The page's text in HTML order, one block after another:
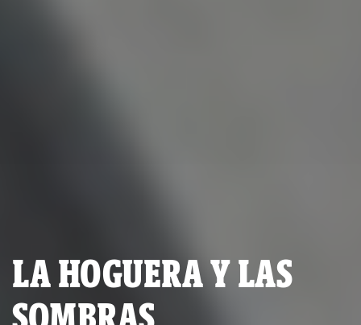
LA HOGUERA Y LAS